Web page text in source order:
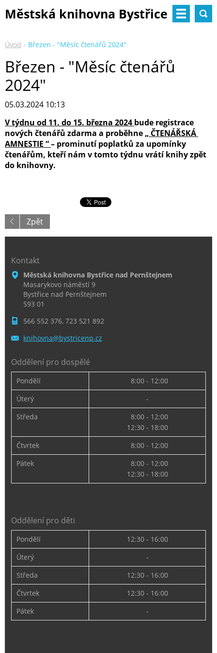
Městská knihovna Bystřice
Úvod Březen - "Měsíc čtenářů 2024"
Březen - "Měsíc čtenářů
2024"
05.03.2024 10:13
V týdnu od 11. do 15. března 2024 bude registrace
nových čtenářů zdarma a proběhne „ ČTENÁŘSKÁ
AMNESTIE “– prominutí poplatků za upomínky
čtenářům, kteří nám v tomto týdnu vrátí knihy zpět
do knihovny.
Zpět
Kontakt
Městská knihovna Bystřice nad Pernštejnem
Masarykovo náměstí 9
Bystřice nad Pernštejnem
593 01
566 552 376, 723 521 892
knihovna@bystricenp.cz
Oddělení pro dospělé
Pondělí
8:00 - 12:00
Úterý
-
Středa
8:00 - 12:00
12:30 - 18:00
Čtvrtek
8:00 - 12:00
Pátek
8:00 - 12:00
12:30 - 18:00
Oddělení pro děti
Pondělí
12:30 - 16:00
Úterý
-
Středa
12:30 - 16:00
Čtvrtek
12:30 - 16:00
Pátek
-